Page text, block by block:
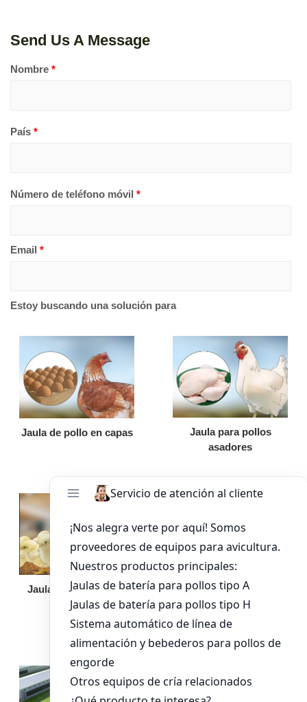
Send Us A Message
Nombre *
País *
Número de teléfono móvil *
Email *
Estoy buscando una solución para
Jaula de pollo en capas
Jaula para pollos
asadores
Jaula de pollo pollita
Bandeja de
alimentación para
pollos de engorde